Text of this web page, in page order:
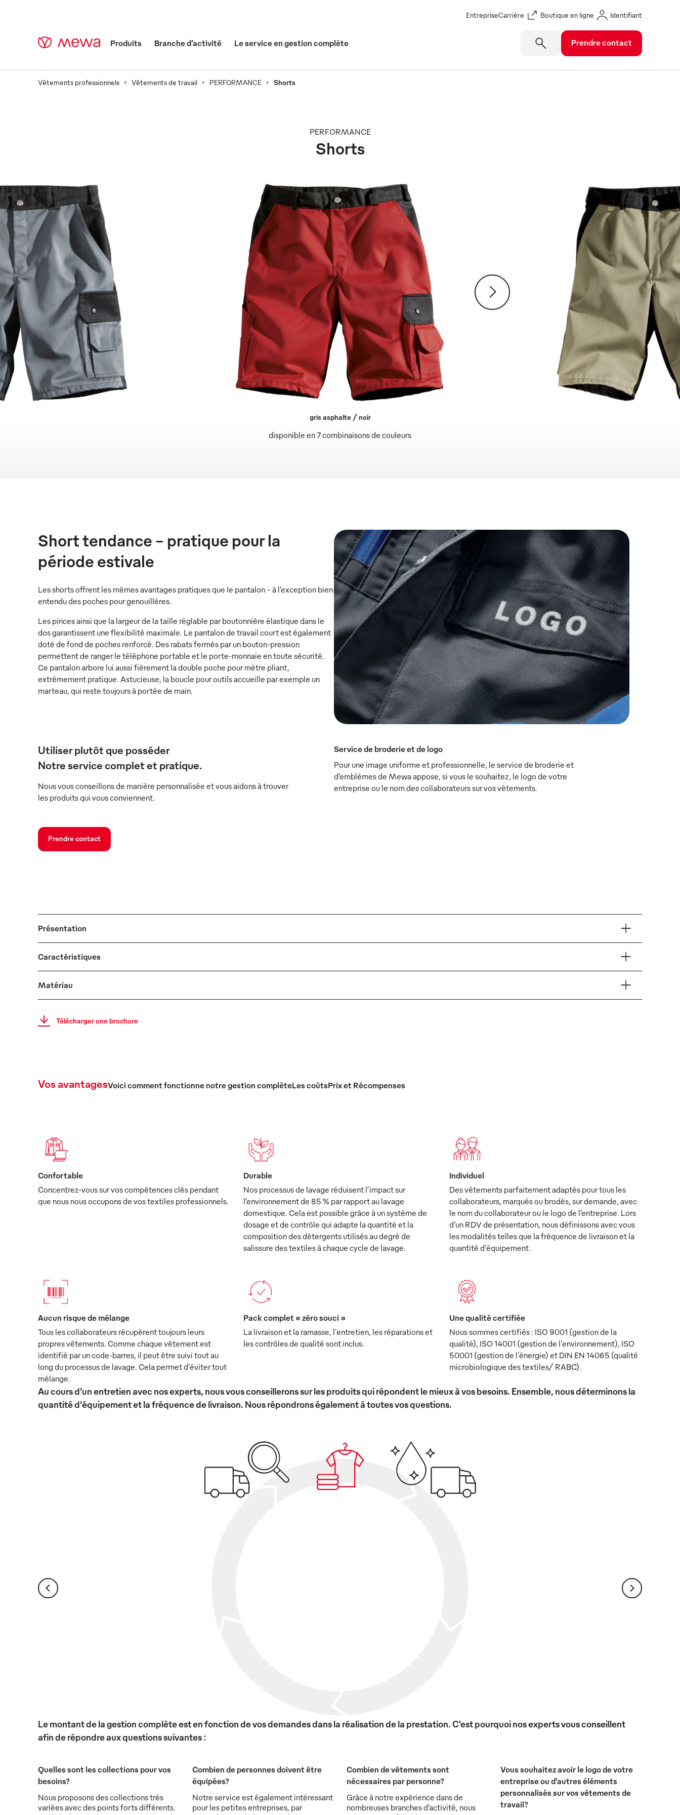
EntrepriseCarrière Boutique en ligne Identifiant
Produits Branche d’activité Le service en gestion complète Prendre contact
Vêtements professionnels Vêtements de travail PERFORMANCE Shorts
Shorts
PERFORMANCE
disponible en 7 combinaisons de couleurs
gris asphalte / noir
Short tendance – pratique pour la
période estivale
Les shorts offrent les mêmes avantages pratiques que le pantalon – à l’exception bien
entendu des poches pour genouillères.
Les pinces ainsi que la largeur de la taille réglable par boutonnière élastique dans le
dos garantissent une flexibilité maximale. Le pantalon de travail court est également
doté de fond de poches renforcé. Des rabats fermés par un bouton-pression
permettent de ranger le téléphone portable et le porte-monnaie en toute sécurité.
Ce pantalon arbore lui aussi fièrement la double poche pour mètre pliant,
extrêmement pratique. Astucieuse, la boucle pour outils accueille par exemple un
marteau, qui reste toujours à portée de main.
Utiliser plutôt que posséder
Notre service complet et pratique.
Nous vous conseillons de manière personnalisée et vous aidons à trouver
les produits qui vous conviennent.
Prendre contact
Service de broderie et de logo
Pour une image uniforme et professionnelle, le service de broderie et
d’emblèmes de Mewa appose, si vous le souhaitez, le logo de votre
entreprise ou le nom des collaborateurs sur vos vêtements.
Présentation
Caractéristiques
Matériau
Télécharger une brochure
Vos avantagesVoici comment fonctionne notre gestion complèteLes coûtsPrix et Récompenses
Confortable
Concentrez-vous sur vos compétences clés pendant
que nous nous occupons de vos textiles professionnels.
Durable
Nos processus de lavage réduisent l’impact sur
l’environnement de 85 % par rapport au lavage
domestique. Cela est possible grâce à un système de
dosage et de contrôle qui adapte la quantité et la
composition des détergents utilisés au degré de
salissure des textiles à chaque cycle de lavage.
Individuel
Des vêtements parfaitement adaptés pour tous les
collaborateurs, marqués ou brodés, sur demande, avec
le nom du collaborateur ou le logo de l’entreprise. Lors
d’un RDV de présentation, nous définissons avec vous
les modalités telles que la fréquence de livraison et la
quantité d’équipement.
Aucun risque de mélange
Tous les collaborateurs récupèrent toujours leurs
propres vêtements. Comme chaque vêtement est
identifié par un code-barres, il peut être suivi tout au
long du processus de lavage. Cela permet d’éviter tout
mélange.
Pack complet « zéro souci »
La livraison et la ramasse, l'entretien, les réparations et
les contrôles de qualité sont inclus.
Une qualité certifiée
Nous sommes certifiés : ISO 9001 (gestion de la
qualité), ISO 14001 (gestion de l'environnement), ISO
50001 (gestion de l'énergie) et DIN EN 14065 (qualité
microbiologique des textiles/ RABC).
Au cours d’un entretien avec nos experts, nous vous conseillerons sur les produits qui répondent le mieux à vos besoins. Ensemble, nous déterminons la
quantité d’équipement et la fréquence de livraison. Nous répondrons également à toutes vos questions.
Le montant de la gestion complète est en fonction de vos demandes dans la réalisation de la prestation. C'est pourquoi nos experts vous conseillent
afin de répondre aux questions suivantes :
Quelles sont les collections pour vos
besoins?
Nous proposons des collections très
variées avec des points forts différents.
Combien de personnes doivent être
équipées?
Notre service est également intéressant
pour les petites entreprises, par
Combien de vêtements sont
nécessaires par personne?
Grâce à notre expérience dans de
nombreuses branches d’activité, nous
Vous souhaitez avoir le logo de votre
entreprise ou d’autres éléments
personnalisés sur vos vêtements de
travail?